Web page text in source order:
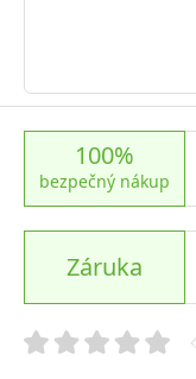
100%
bezpečný nákup
Záruka